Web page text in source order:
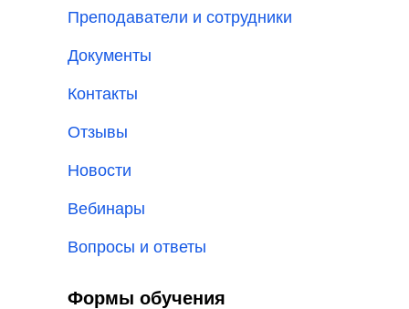
Преподаватели и сотрудники
Документы
Контакты
Отзывы
Новости
Вебинары
Вопросы и ответы
Формы обучения